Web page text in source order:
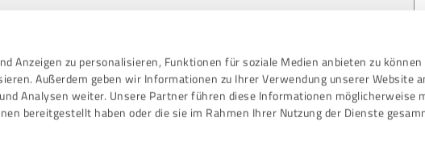
Anzeigen zu personalisieren, Funktionen für soziale Medien anbieten zu können
Außerdem geben wir Informationen zu Ihrer Verwendung unserer Website
Analysen weiter. Unsere Partner führen diese Informationen möglicherweise
bereitgestellt haben oder die sie im Rahmen Ihrer Nutzung der Dienste
estão à venda. E o conteúdo das avaliações não pode
qualquer outro meio.